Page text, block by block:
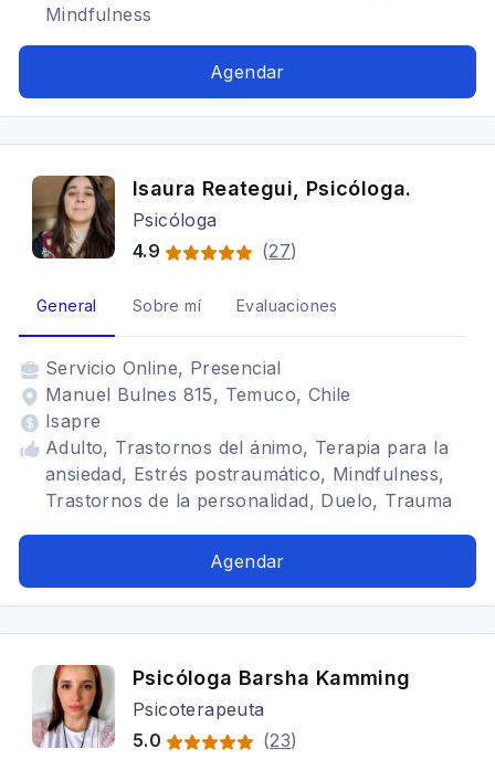
Mindfulness
Agendar
Isaura Reategui, Psicóloga.
Psicóloga
4.9
(27)
General Sobre mí Evaluaciones
Servicio Online, Presencial
Manuel Bulnes 815, Temuco, Chile
Isapre
Adulto, Trastornos del ánimo, Terapia para la
ansiedad, Estrés postraumático, Mindfulness,
Trastornos de la personalidad, Duelo, Trauma
social, desarrollo personal, Bipolaridad,
Agendar
Psicóloga Barsha Kamming
Psicoterapeuta
5.0
(23)